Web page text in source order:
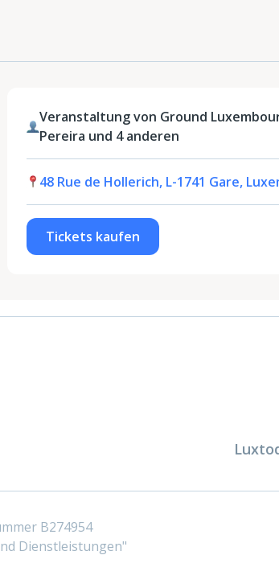
Veranstaltung von Ground
Pereira und 4 anderen
48 Rue de Hollerich, L-1741 Gare,
Tickets kaufen
B274954
Dienstleistungen"